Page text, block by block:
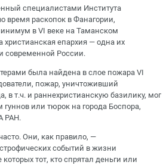
специалистами Института
время раскопок в Фанагории,
в VI веке на Таманском
христианская епархия — одна их
современной России.
была найдена в слое пожара VI
пожар, уничтоживший
в т.ч. и раннехристианскую базилику, мог
или тюрок на города Боспора,
РАН.
Они, как правило, —
событий в жизни
тот, кто спрятал деньги или